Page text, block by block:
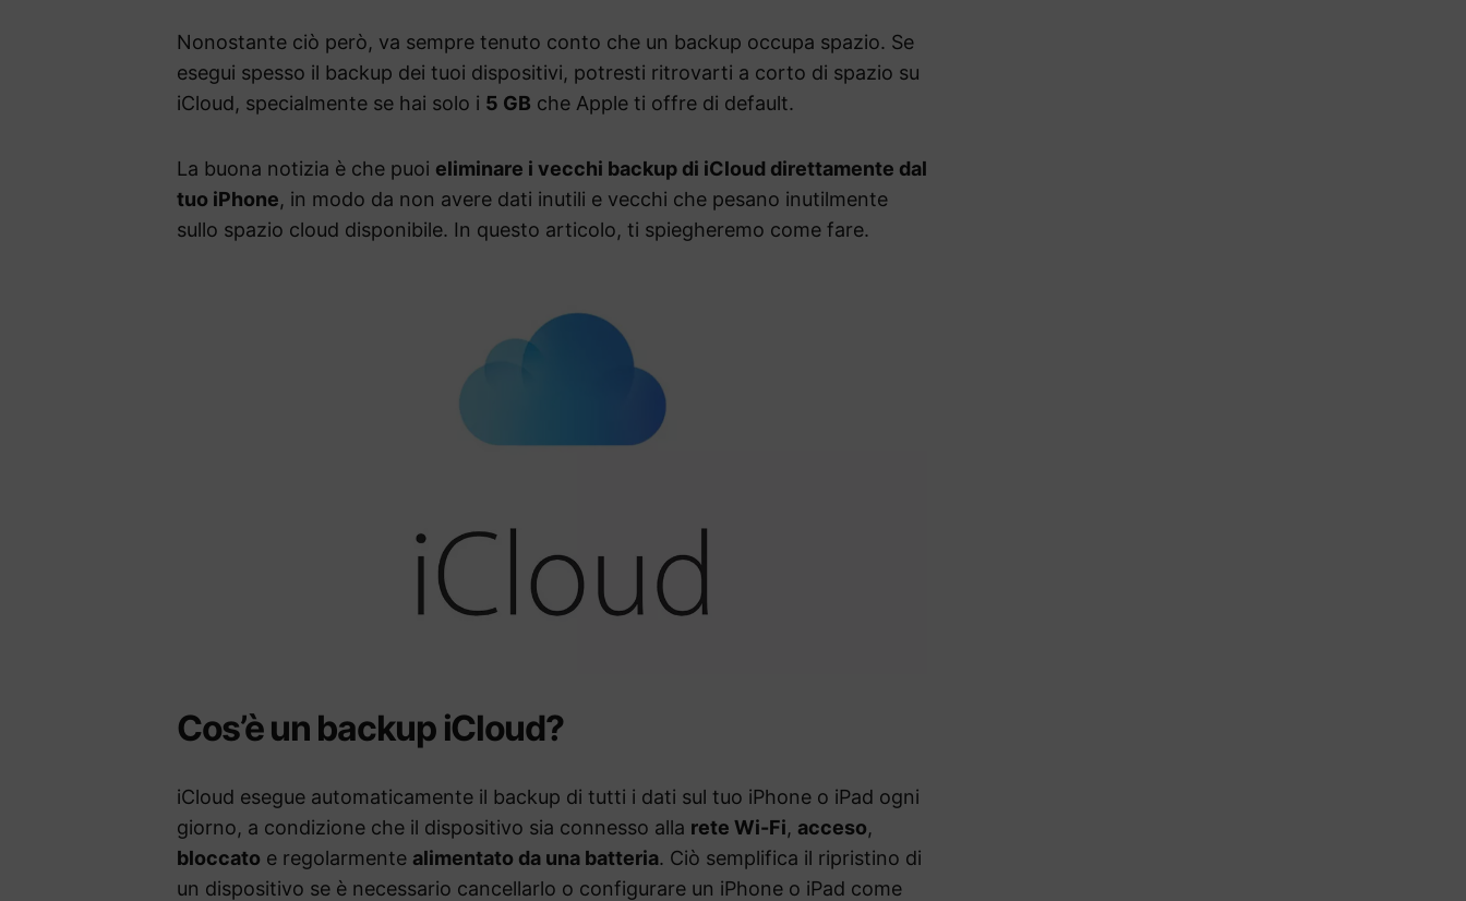
Nonostante ciò però, va sempre tenuto conto che un backup occupa spazio. Se
esegui spesso il backup dei tuoi dispositivi, potresti ritrovarti a corto di spazio su
iCloud, specialmente se hai solo i 5 GB che Apple ti offre di default.
La buona notizia è che puoi eliminare i vecchi backup di iCloud direttamente dal
tuo iPhone, in modo da non avere dati inutili e vecchi che pesano inutilmente
sullo spazio cloud disponibile. In questo articolo, ti spiegheremo come fare.
Cos’è un backup iCloud?
iCloud esegue automaticamente il backup di tutti i dati sul tuo iPhone o iPad ogni
giorno, a condizione che il dispositivo sia connesso alla rete Wi-Fi, acceso,
bloccato e regolarmente alimentato da una batteria. Ciò semplifica il ripristino di
un dispositivo se è necessario cancellarlo o configurare un iPhone o iPad come